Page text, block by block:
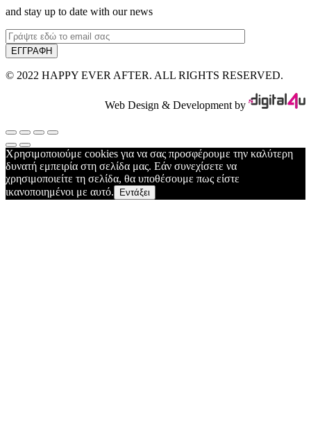
and stay up to date with our news
© 2022 HAPPY EVER AFTER. ALL RIGHTS RESERVED.
Web Design & Development by
Χρησιμοποιούμε cookies για να σας προσφέρουμε την καλύτερη
δυνατή εμπειρία στη σελίδα μας. Εάν συνεχίσετε να
χρησιμοποιείτε τη σελίδα, θα υποθέσουμε πως είστε
ικανοποιημένοι με αυτό.
Εντάξει